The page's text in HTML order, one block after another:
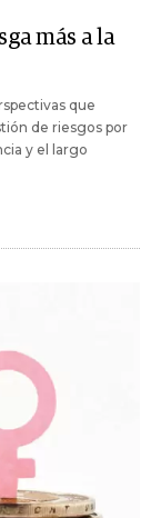
más a la
que
de riesgos por
y el largo